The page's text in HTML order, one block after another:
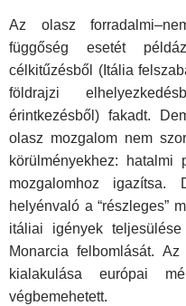
Az olasz
függőség esetét
célkitűzésből (Itália
földrajzi
érintkezésből) fakadt.
olasz mozgalom nem
körülményekhez: hatalmi
mozgalomhoz
helyénvaló a “részleges”
itáliai igények
Monarcia felbomlását.
kialakulása európai
végbemehetett.